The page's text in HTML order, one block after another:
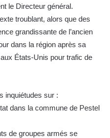
le Directeur général.
troublant, alors que des
grandissante de l’ancien
dans la région après sa
États-Unis pour trafic de
inquiétudes sur :
dans la commune de Pestel
de groupes armés se